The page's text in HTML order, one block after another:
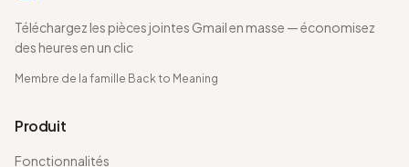
Téléchargez les pièces jointes Gmail en masse — économisez
des heures en un clic
Membre de la famille Back to Meaning
Produit
Fonctionnalités